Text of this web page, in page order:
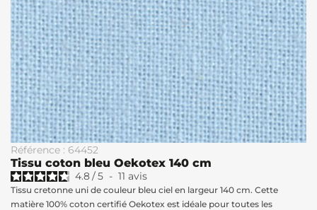
Référence : 64452
Tissu coton bleu Oekotex 140 cm
4.8/5 - 11 avis
Tissu cretonne uni de couleur bleu ciel en largeur 140 cm. Cette
matière 100% coton certifié Oekotex est idéale pour toutes les